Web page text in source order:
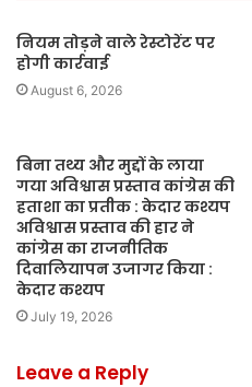
नियम तोड़ने वाले रेस्टोरेंट पर
होगी कार्रवाई
August 6, 2026
बिना तथ्य और मुद्दों के लाया
गया अविश्वास प्रस्ताव कांग्रेस की
हताशा का प्रतीक : केदार कश्यप
अविश्वास प्रस्ताव की हार ने
कांग्रेस का राजनीतिक
दिवालियापन उजागर किया :
केदार कश्यप
July 19, 2026
Leave a Reply